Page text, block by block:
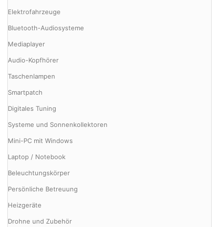
Elektrofahrzeuge
Bluetooth-Audiosysteme
Mediaplayer
Audio-Kopfhörer
Taschenlampen
Smartpatch
Digitales Tuning
Systeme und Sonnenkollektoren
Mini-PC mit Windows
Laptop / Notebook
Beleuchtungskörper
Persönliche Betreuung
Heizgeräte
Drohne und Zubehör